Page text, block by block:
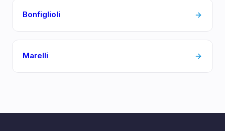
Bonfiglioli
Marelli